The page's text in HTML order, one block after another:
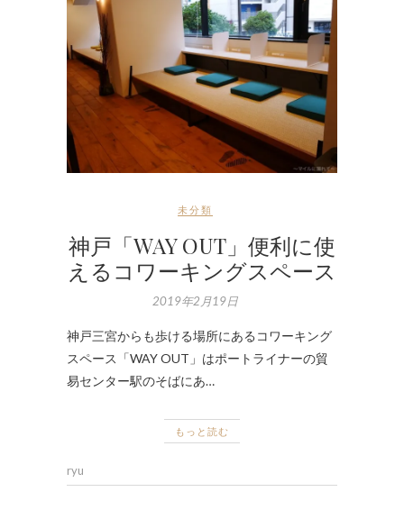
未分類
神戸「WAY OUT」便利に使
えるコワーキングスペース
2019年2月19日
神戸三宮からも歩ける場所にあるコワーキング
スペース「WAY OUT」はポートライナーの貿
易センター駅のそばにあ…
もっと読む
ryu